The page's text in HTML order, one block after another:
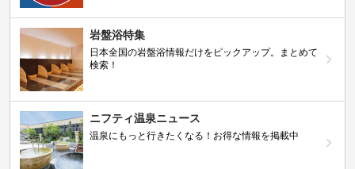
岩盤浴特集
日本全国の岩盤浴情報だけをピックアップ。まとめて
検索！
ニフティ温泉ニュース
温泉にもっと行きたくなる！お得な情報を掲載中